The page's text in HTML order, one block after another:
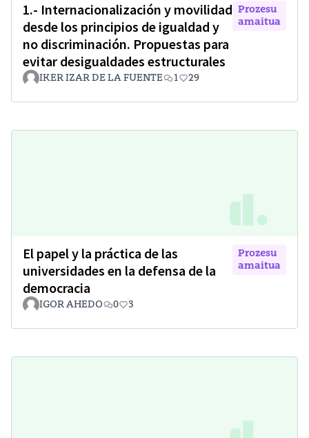
1.- Internacionalización y movilidad
desde los principios de igualdad y
no discriminación. Propuestas para
evitar desigualdades estructurales
Prozesu
amaitua
IKER IZAR DE LA FUENTE 1 29
El papel y la práctica de las
universidades en la defensa de la
democracia
Prozesu
amaitua
IGOR AHEDO 0 3